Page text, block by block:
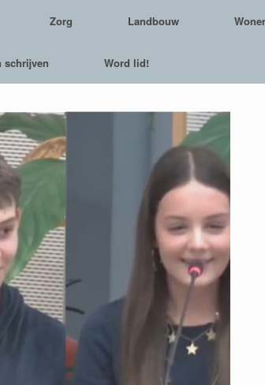
Zorg Landbouw
schrijven Word lid!